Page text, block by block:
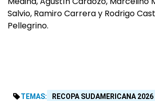
Salvio, Ramiro Carrera y Rodrigo
Pellegrino.
TEMAS: RECOPA SUDAMERICANA 2026